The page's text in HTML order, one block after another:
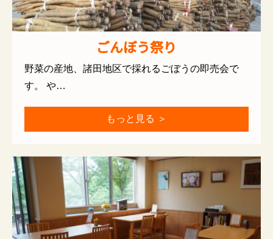
ごんぼう祭り
野菜の産地、諸田地区で採れるごぼうの即売会で
す。 や…
もっと見る ＞